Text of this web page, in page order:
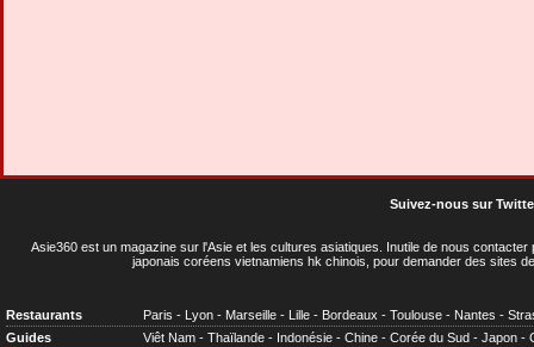
Suivez-nous sur
Asie360 est un magazine sur l'Asie et les cultures asiatiques . Inutile de nous
japonais coréens vietnamiens hk chinois, pour demander des sites
Restaurants Paris - Lyon - Marseille - Lille - Bordeaux - Toulouse - Nantes -
Guides
Viêt Nam - Thaïlande - Indonésie - Chine - Corée du Sud - Japon -